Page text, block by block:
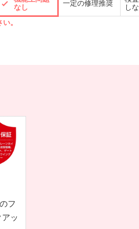
なし
一定の修理推奨
し
。
フ
ッ